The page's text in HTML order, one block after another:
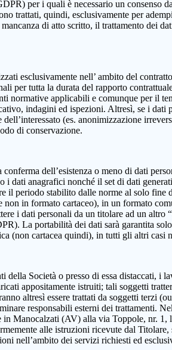
per i quali è necessario un consenso
trattati, quindi, esclusivamente per
di atto scritto, il trattamento dei
esclusivamente nell’ ambito del
tutta la durata del rapporto
normative applicabili e comunque per il
indagini ed ispezioni. Altresì, se i dati
(es. anonimizzazione
di conservazione.
dell’esistenza o meno di dati
dati anagrafici nonché il set di dati
periodo stabilito dalle norme al solo fine
in formato cartaceo), in un formato
i dati personali da un titolare ad un altro
La portabilità dei dati sarà garantita
(non cartacea quindi), in tutti gli altri casi
della Società o presso di essa distaccati, i
appositamente istruiti; tali soggetti
altresì essere trattati da soggetti terzi
responsabili esterni dei trattamenti.
in Manocalzati (AV) alla via Toppole, nr.
alle istruzioni ricevute dal
nell’ambito dei servizi richiesti ed